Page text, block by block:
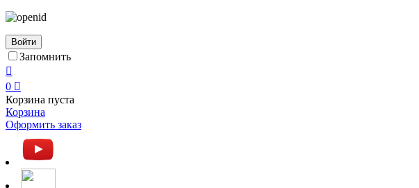
Войти
Запомнить

0 
Корзина пуста
Корзина
Оформить заказ